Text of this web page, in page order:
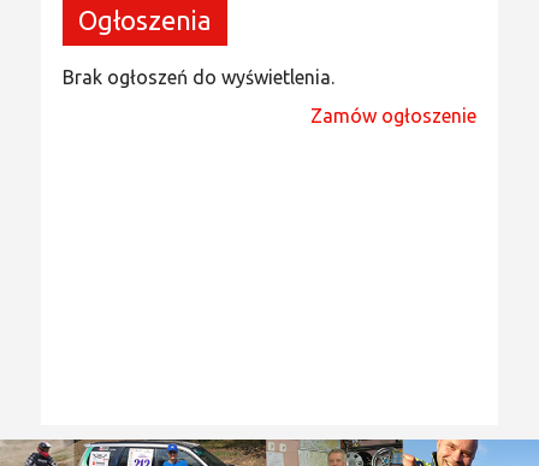
Ogłoszenia
Brak ogłoszeń do wyświetlenia.
Zamów ogłoszenie